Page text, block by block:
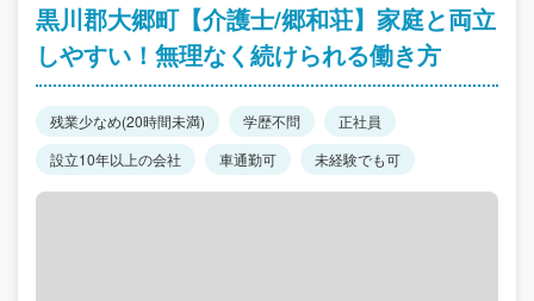
黒川郡大郷町【介護士/郷和荘】家庭と両立
しやすい！無理なく続けられる働き方
残業少なめ(20時間未満) 学歴不問
正社員
設立10年以上の会社
車通勤可 未経験でも可